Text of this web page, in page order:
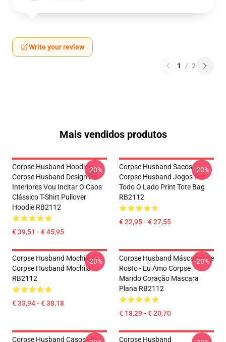
Write your review
1 / 2
Mais vendidos produtos
Corpse Husband Hoodies -
Corpse Husband Design De
Interiores Vou Incitar O Caos
Clássico T-Shirt Pullover
Hoodie RB2112
€ 39,51 - € 45,95
-20%
Corpse Husband Sacos -
Corpse Husband Jogos Por
Todo O Lado Print Tote Bag
RB2112
€ 22,95 - € 27,55
-20%
Corpse Husband Mochilas -
Corpse Husband Mochila
RB2112
€ 33,94 - € 38,18
-20%
Corpse Husband Máscaras De
Rosto - Eu Amo Corpse
Marido Coração Mascara
Plana RB2112
€ 18,29 - € 20,70
-20%
Corpse Husband Casos - Eu
Corpse Husband